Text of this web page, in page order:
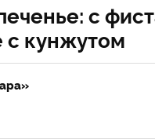
с
с кунжутом